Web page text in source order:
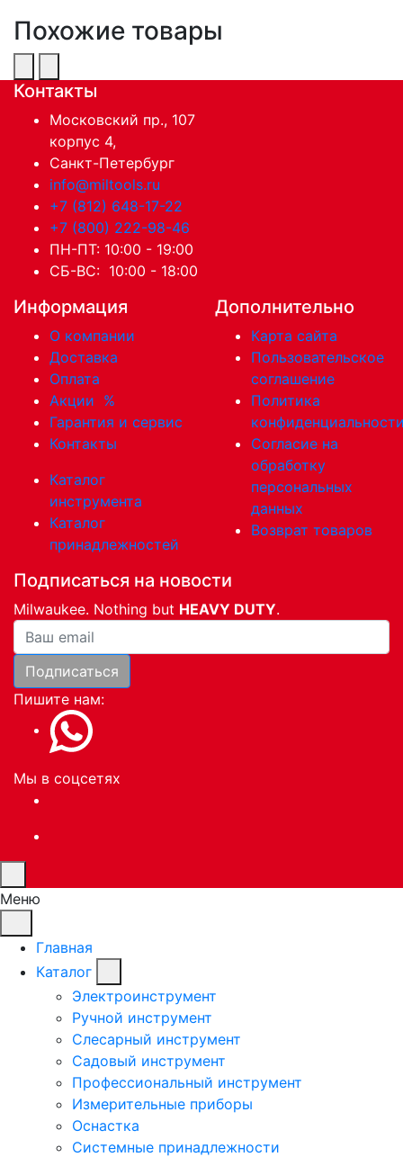
Похожие товары
Контакты
Московский пр., 107
корпус 4,
Санкт-Петербург
info@miltools.ru
+7 (812) 648-17-22
+7 (800) 222-98-46
ПН-ПТ: 10:00 - 19:00
СБ-ВС: 10:00 - 18:00
Информация
О компании
Доставка
Оплата
Акции %
Гарантия и сервис
Контакты
Каталог
инструмента
Каталог
принадлежностей
Дополнительно
Карта сайта
Пользовательское
соглашение
Политика
Согласие на
обработку
персональных
данных
Возврат товаров
Подписаться на новости
Milwaukee. Nothing but HEAVY DUTY.
Ваша почта
Подписаться
Пишите нам:
Мы в соцсетях
Меню
Главная
Каталог
Электроинструмент
Ручной инструмент
Слесарный инструмент
Садовый инструмент
Профессиональный инструмент
Измерительные приборы
Оснастка
Системные принадлежности